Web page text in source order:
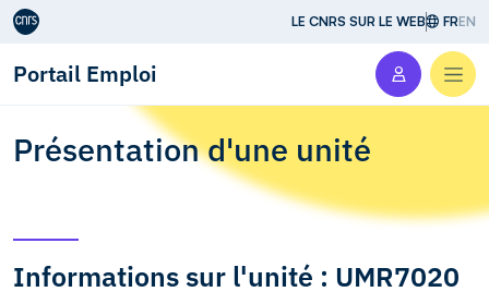
Aller au contenu LE CNRS SUR LE WEB FREN
Portail Emploi
Présentation d'une unité
Informations sur l'unité : UMR7020